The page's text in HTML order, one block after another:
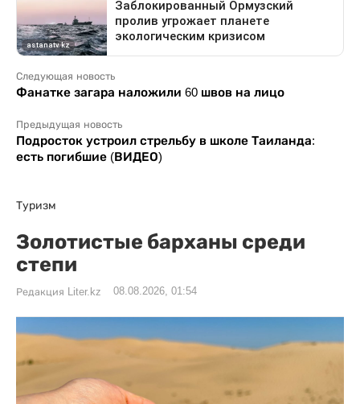
Следующая новость
Фанатке загара наложили 60 швов на лицо
Предыдущая новость
Подросток устроил стрельбу в школе Таиланда:
есть погибшие (ВИДЕО)
Туризм
Золотистые барханы среди
степи
Редакция Liter.kz 08.08.2026, 01:54